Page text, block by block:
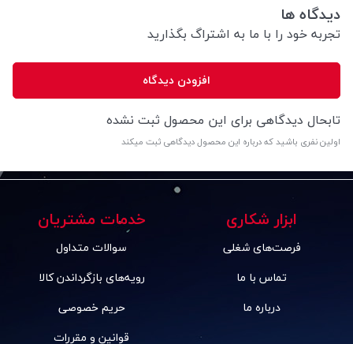
دیدگاه ها
تجربه خود را با ما به اشتراگ بگذارید
افزودن دیدگاه
تابحال دیدگاهی برای این محصول ثبت نشده
اولین نفری باشید که درباره این محصول دیدگاهی ثبت میکند
ابزار شکاری
فرصت‌های شغلی
تماس با ما
درباره ما
خدمات مشتریان
سوالات متداول
رویه‌های بازگرداندن کالا
حریم خصوصی
قوانین و مقررات